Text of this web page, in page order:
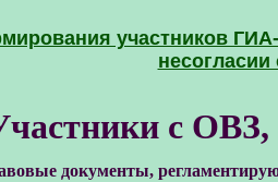
участников
с
документы,